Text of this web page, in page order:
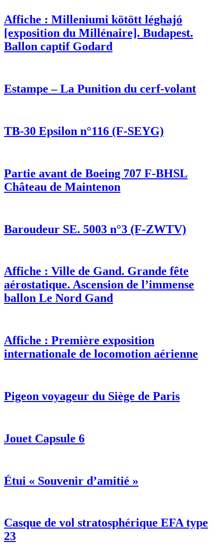
Affiche : Milleniumi kötött léghajó
[exposition du Millénaire]. Budapest.
Ballon captif Godard
Estampe – La Punition du cerf-volant
TB-30 Epsilon n°116 (F-SEYG)
Partie avant de Boeing 707 F-BHSL
Château de Maintenon
Baroudeur SE. 5003 n°3 (F-ZWTV)
Affiche : Ville de Gand. Grande fête
aérostatique. Ascension de l’immense
ballon Le Nord Gand
Affiche : Première exposition
internationale de locomotion aérienne
Pigeon voyageur du Siège de Paris
Jouet Capsule 6
Étui « Souvenir d’amitié »
Casque de vol stratosphérique EFA type
23